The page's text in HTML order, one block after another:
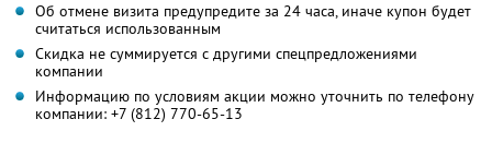
Об отмене визита предупредите за 24 часа, иначе купон будет
считаться использованным
Скидка не суммируется с другими спецпредложениями
компании
Информацию по условиям акции можно уточнить по телефону
компании: +7 (812) 770-65-13